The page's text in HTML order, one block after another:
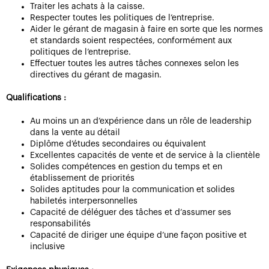
Traiter les achats à la caisse.
Respecter toutes les politiques de l’entreprise.
Aider le gérant de magasin à faire en sorte que les normes
et standards soient respectées, conformément aux
politiques de l’entreprise.
Effectuer toutes les autres tâches connexes selon les
directives du gérant de magasin.
Qualifications :
Au moins un an d’expérience dans un rôle de leadership
dans la vente au détail
Diplôme d’études secondaires ou équivalent
Excellentes capacités de vente et de service à la clientèle
Solides compétences en gestion du temps et en
établissement de priorités
Solides aptitudes pour la communication et solides
habiletés interpersonnelles
Capacité de déléguer des tâches et d’assumer ses
responsabilités
Capacité de diriger une équipe d’une façon positive et
inclusive